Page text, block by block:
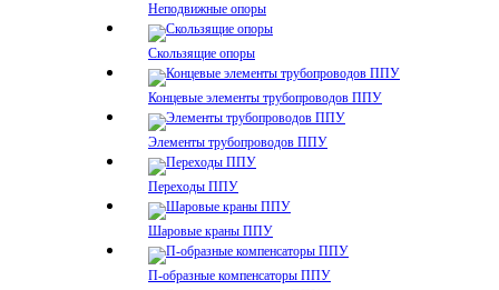
Неподвижные опоры
Скользящие опоры
Концевые элементы трубопроводов ППУ
Элементы трубопроводов ППУ
Переходы ППУ
Шаровые краны ППУ
П-образные компенсаторы ППУ